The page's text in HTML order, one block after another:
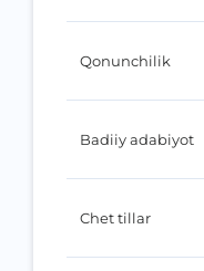
Qonunchilik
Badiiy adabiyot
Chet tillar